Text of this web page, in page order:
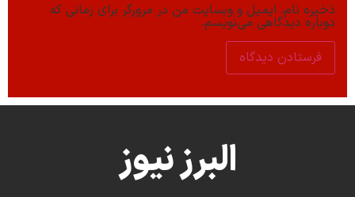
ذخیره نام، ایمیل و وبسایت من در مرورگر برای زمانی که
دوباره دیدگاهی می‌نویسم.
البرز نیوز